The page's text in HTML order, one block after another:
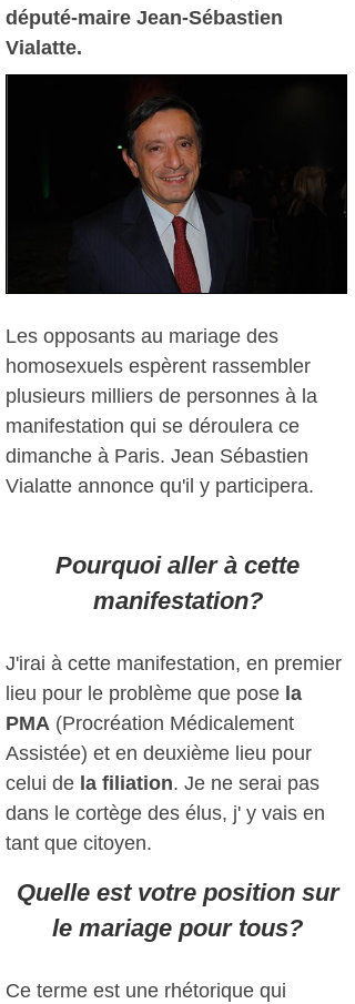
député-maire Jean-Sébastien
Vialatte.
Les opposants au mariage des
homosexuels espèrent rassembler
plusieurs milliers de personnes à la
manifestation qui se déroulera ce
dimanche à Paris. Jean Sébastien
Vialatte annonce qu'il y participera.
Pourquoi aller à cette
manifestation?
J'irai à cette manifestation, en premier
lieu pour le problème que pose la
PMA (Procréation Médicalement
Assistée) et en deuxième lieu pour
celui de la filiation. Je ne serai pas
dans le cortège des élus, j' y vais en
tant que citoyen.
Quelle est votre position sur
le mariage pour tous?
Ce terme est une rhétorique qui